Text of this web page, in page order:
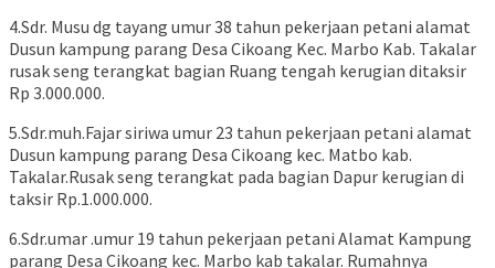
4.Sdr. Musu dg tayang umur 38 tahun pekerjaan petani alamat
Dusun kampung parang Desa Cikoang Kec. Marbo Kab. Takalar
rusak seng terangkat bagian Ruang tengah kerugian ditaksir
Rp 3.000.000.
5.Sdr.muh.Fajar siriwa umur 23 tahun pekerjaan petani alamat
Dusun kampung parang Desa Cikoang kec. Matbo kab.
Takalar.Rusak seng terangkat pada bagian Dapur kerugian di
taksir Rp.1.000.000.
6.Sdr.umar .umur 19 tahun pekerjaan petani Alamat Kampung
parang Desa Cikoang kec. Marbo kab takalar. Rumahnya